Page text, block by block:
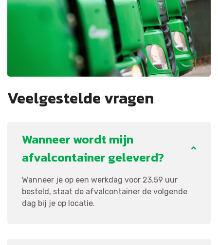
Veelgestelde vragen
Wanneer wordt mijn
afvalcontainer geleverd?
Wanneer je op een werkdag voor 23.59 uur
besteld, staat de afvalcontainer de volgende
dag bij je op locatie.